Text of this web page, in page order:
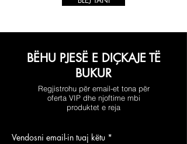
BËHU PJESË E DIÇKAJE TË
BUKUR
Regjistrohu për email-et tona për
oferta VIP dhe njoftime mbi
produktet e reja
Vendosni email-in tuaj këtu *